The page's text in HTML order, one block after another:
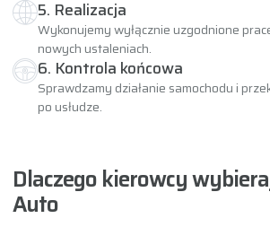
5. Realizacja
Wykonujemy wyłącznie uzgodnione
nowych ustaleniach.
6. Kontrola końcowa
Sprawdzamy działanie samochodu i
po usłudze.
Dlaczego kierowcy
Auto